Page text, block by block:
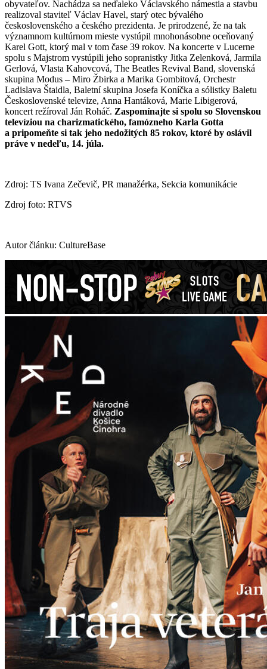
obyvateľov. Nachádza sa neďaleko Václavského námestia a stavbu
realizoval staviteľ Václav Havel, starý otec bývalého
československého a českého prezidenta. Je prirodzené, že na tak
významnom kultúrnom mieste vystúpil mnohonásobne oceňovaný
Karel Gott, ktorý mal v tom čase 39 rokov. Na koncerte v Lucerne
spolu s Majstrom vystúpili jeho sopranistky Jitka Zelenková, Jarmila
Gerlová, Vlasta Kahovcová, The Beatles Revival Band, slovenská
skupina Modus – Miro Žbirka a Marika Gombitová, Orchestr
Ladislava Štaidla, Baletní skupina Josefa Koníčka a sólistky Baletu
Československé televize, Anna Hantáková, Marie Libigerová,
koncert režíroval Ján Roháč. Zaspomínajte si spolu so Slovenskou
televíziou na charizmatického, famózneho Karla Gotta
a pripomeňte si tak jeho nedožitých 85 rokov, ktoré by oslávil
práve v nedeľu, 14. júla.
Zdroj: TS Ivana Zečevič, PR manažérka, Sekcia komunikácie
Zdroj foto: RTVS
Autor článku: CultureBase